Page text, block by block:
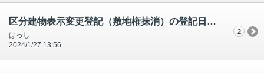
区分建物表示変更登記（敷地権抹消）の登記日付について
はっし
2024/1/27 13:56
2